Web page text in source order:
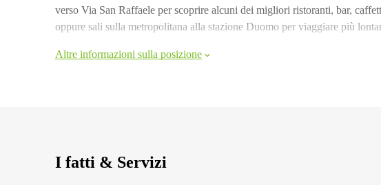
verso Via San Raffaele per scoprire alcuni dei migliori ristoranti, bar,
oppure sali sulla metropolitana alla stazione Duomo per viaggiare più
Altre informazioni sulla posizione
I fatti & Servizi